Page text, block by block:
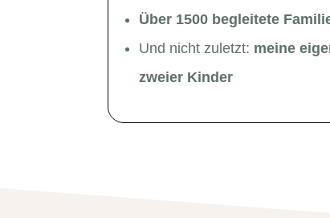
Über 1500 begleitete
Und nicht zuletzt: meine
zweier Kinder